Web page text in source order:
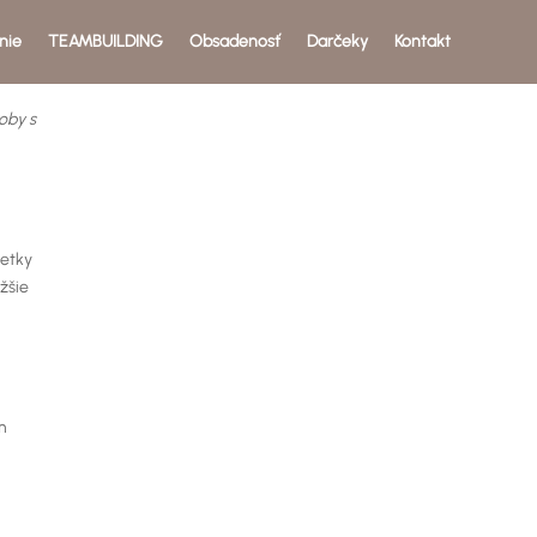
TEAMBUILDING Obsadenosť Darčeky Kontakt
s